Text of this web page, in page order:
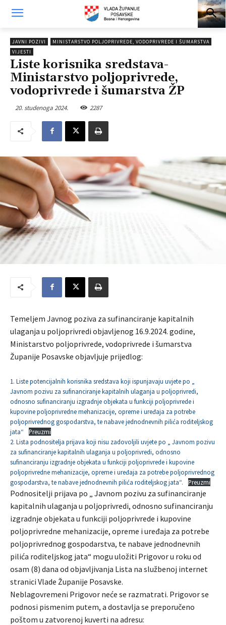
JAVNI POZIVI
MINISTARSTVO POLJOPRIVREDE, VODOPRIVREDE I ŠUMARSTVA
VIJESTI
Liste korisnika sredstava-
Ministarstvo poljoprivrede,
vodoprivrede i šumarstva ŽP
20. studenoga 2024. 2287
Temeljem Javnog poziva za sufinanciranje kapitalnih
ulaganja u poljoprivredi objavljenog 16.9.2024. godine,
Ministarstvo poljoprivrede, vodoprivrede i šumarstva
Županije Posavske objavljuje prijedlog:
1. Liste potencijalnih korisnika sredstava koji ispunjavaju uvjete po „
Javnom pozivu za sufinanciranje kapitalnih ulaganja u poljoprivredi,
odnosno sufinanciranju izgradnje objekata u funkciji poljoprivrede i
kupovine poljoprivredne mehanizacije, opreme i uređaja za potrebe
poljoprivrednog gospodarstva, te nabave jednodnevnih pilića roditeljskog
jata“
Preuzmi
2. Lista podnositelja prijava koji nisu zadovoljili uvjete po „ Javnom pozivu
za sufinanciranje kapitalnih ulaganja u poljoprivredi, odnosno
sufinanciranju izgradnje objekata u funkciji poljoprivrede i kupovine
poljoprivredne mehanizacije, opreme i uređaja za potrebe poljoprivrednog
gospodarstva, te nabave jednodnevnih pilića roditeljskog jata“.
Preuzmi
Podnositelji prijava po „ Javnom pozivu za sufinanciranje
kapitalnih ulaganja u poljoprivredi, odnosno sufinanciranju
izgradnje objekata u funkciji poljoprivrede i kupovine
poljoprivredne mehanizacije, opreme i uređaja za potrebe
poljoprivrednog gospodarstva, te nabave jednodnevnih
pilića roditeljskog jata“ mogu uložiti Prigovor u roku od
osam (8) dana od objavljivanja Lista na službenoj internet
stranici Vlade Županije Posavske.
Neblagovremeni Prigovor neće se razmatrati. Prigovor se
podnosi pismenim putem, a dostavlja se preporučeno
poštom u zatvorenoj kuverti na adresu: